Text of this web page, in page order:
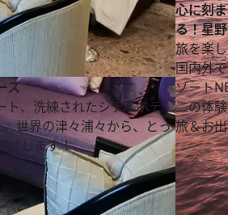
ス
ト、洗練されたシティホテ
世界の津々浦々から、とっ
けします！
心に刻
る！星
旅を楽
国内外
ゾート
二の体
旅＆お